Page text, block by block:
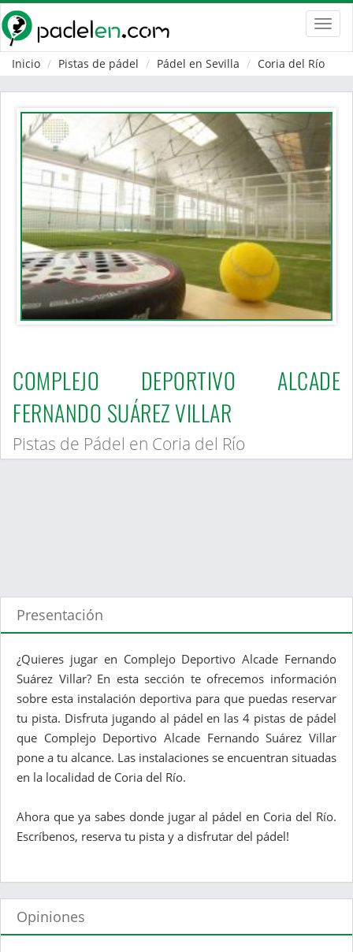
Inicio
Pistas de pádel Pádel en Sevilla Coria del Río
COMPLEJO DEPORTIVO ALCADE
FERNANDO SUÁREZ VILLAR
Pistas de Pádel en Coria del Río
Presentación
¿Quieres jugar en Complejo Deportivo Alcade Fernando
Suárez Villar? En esta sección te ofrecemos información
sobre esta instalación deportiva para que puedas reservar
tu pista. Disfruta jugando al pádel en las 4 pistas de pádel
que Complejo Deportivo Alcade Fernando Suárez Villar
pone a tu alcance. Las instalaciones se encuentran situadas
en la localidad de Coria del Río.
Ahora que ya sabes donde jugar al pádel en Coria del Río.
Escríbenos, reserva tu pista y a disfrutar del pádel!
Opiniones